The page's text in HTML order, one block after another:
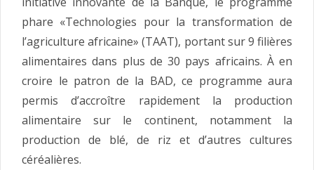
phare «Technologies pour la transformation de
l’agriculture africaine» (TAAT), portant sur 9 filières
alimentaires dans plus de 30 pays africains. À en
croire le patron de la BAD, ce programme aura
permis d’accroître rapidement la production
alimentaire sur le continent, notamment la
production de blé, de riz et d’autres cultures
céréalières.